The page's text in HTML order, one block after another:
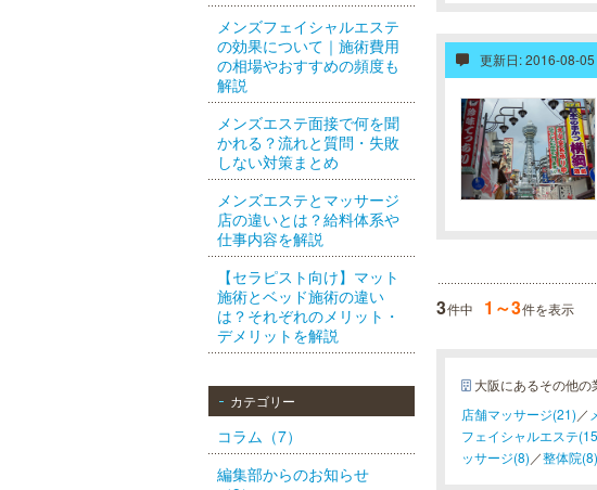
メンズフェイシャルエステ
の効果について｜施術費用
の相場やおすすめの頻度も
解説
メンズエステ面接で何を聞
かれる？流れと質問・失敗
しない対策まとめ
メンズエステとマッサージ
店の違いとは？給料体系や
仕事内容を解説
【セラピスト向け】マット
施術とベッド施術の違い
は？それぞれのメリット・
デメリットを解説
カテゴリー
コラム（7）
編集部からのお知らせ
更新日: 2016-08-05
3件中 1～3件を表示
大阪にあるその他の
店舗マッサージ(21) ／
フェイシャルエステ
ッサージ(8) ／整体院(8)